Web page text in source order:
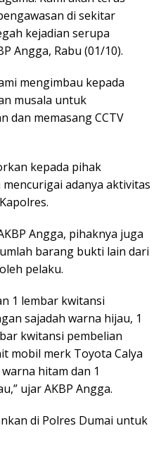
di sekitar
kejadian serupa
Angga, Rabu (01/10).
mengimbau kepada
musala untuk
dan memasang CCTV
kepada pihak
adanya aktivitas
Angga, pihaknya juga
barang bukti lain dari
pelaku.
1 lembar kwitansi
sajadah warna hijau, 1
kwitansi pembelian
mobil merk Toyota Calya
hitam dan 1
ujar AKBP Angga.
di Polres Dumai untuk